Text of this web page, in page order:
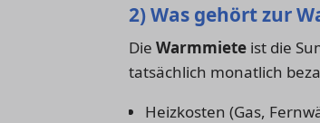
2) Was gehört zur
Die Warmmiete ist die
tatsächlich monatlich
Heizkosten (Gas,